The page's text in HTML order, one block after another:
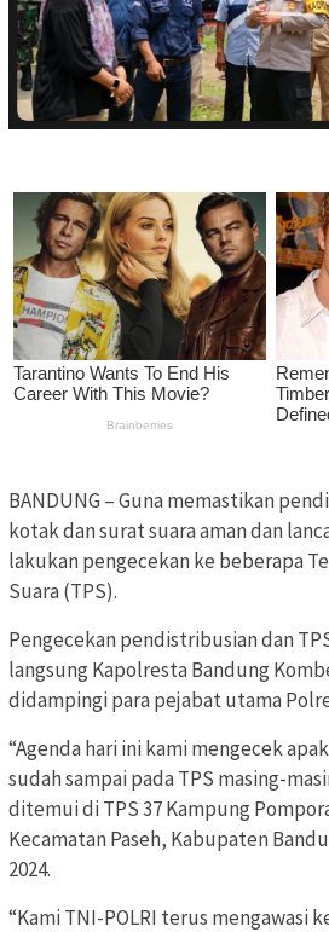
BANDUNG – Guna memastikan
kotak dan surat suara aman dan
lakukan pengecekan ke beberapa
Suara (TPS).
Pengecekan pendistribusian dan
langsung Kapolresta Bandung
didampingi para pejabat utama
“Agenda hari ini kami mengecek
sudah sampai pada TPS masing-
ditemui di TPS 37 Kampung
Kecamatan Paseh, Kabupaten
2024.
“Kami TNI-POLRI terus mengawasi